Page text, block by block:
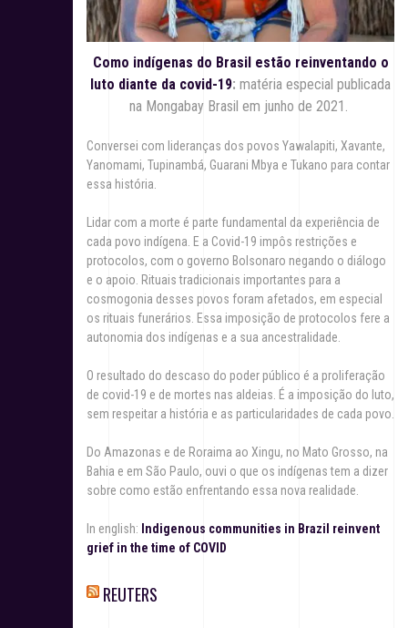
Como indígenas do Brasil estão reinventando o
luto diante da covid-19: matéria especial publicada
na Mongabay Brasil em junho de 2021.
Conversei com lideranças dos povos Yawalapiti, Xavante,
Yanomami, Tupinambá, Guarani Mbya e Tukano para contar
essa história.
Lidar com a morte é parte fundamental da experiência de
cada povo indígena. E a Covid-19 impôs restrições e
protocolos, com o governo Bolsonaro negando o diálogo
e o apoio. Rituais tradicionais importantes para a
cosmogonia desses povos foram afetados, em especial
os rituais funerários. Essa imposição de protocolos fere a
autonomia dos indígenas e a sua ancestralidade.
O resultado do descaso do poder público é a proliferação
de covid-19 e de mortes nas aldeias. É a imposição do luto,
sem respeitar a história e as particularidades de cada povo.
Do Amazonas e de Roraima ao Xingu, no Mato Grosso, na
Bahia e em São Paulo, ouvi o que os indígenas tem a dizer
sobre como estão enfrentando essa nova realidade.
In english: Indigenous communities in Brazil reinvent
grief in the time of COVID
REUTERS